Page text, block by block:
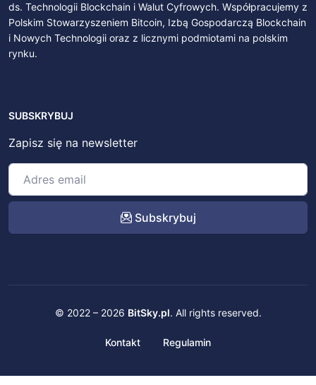
ds. Technologii Blockchain i Walut Cyfrowych. Współpracujemy z
Polskim Stowarzyszeniem Bitcoin, Izbą Gospodarczą Blockchain
i Nowych Technologii oraz z licznymi podmiotami na polskim
rynku.
SUBSKRYBUJ
Zapisz się na newsletter
Subskrybuj
© 2022 – 2026 BitSky.pl. All rights reserved.
Kontakt Regulamin